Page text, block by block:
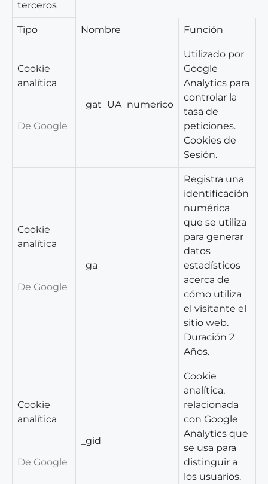
terceros
Tipo Nombre Función
Cookie
analítica
De Google
_gat_UA_numerico
Utilizado por
Google
Analytics para
controlar la
tasa de
peticiones.
Cookies de
Sesión.
Cookie
analítica
De Google
_ga
Registra una
identificación
numérica
que se utiliza
para generar
datos
estadísticos
acerca de
cómo utiliza
el visitante el
sitio web.
Duración 2
Años.
Cookie
analítica
De Google
_gid
Cookie
analítica,
relacionada
con Google
Analytics que
se usa para
distinguir a
los usuarios.